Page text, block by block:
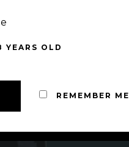
YEARS OLD
REMEMBER ME